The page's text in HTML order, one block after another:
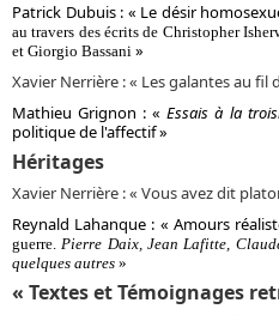
Patrick Dubuis : « Le désir
au travers des écrits de Christopher
et Giorgio Bassani »
Xavier Nerrière : « Les galantes au fil
Mathieu Grignon : «Essais à la
politique de l'affectif »
Héritages
Xavier Nerrière : « Vous avez dit
Reynald Lahanque : « Amours
guerre.Pierre Daix, Jean Lafitte,
quelques autres »
« Textes et Témoignages